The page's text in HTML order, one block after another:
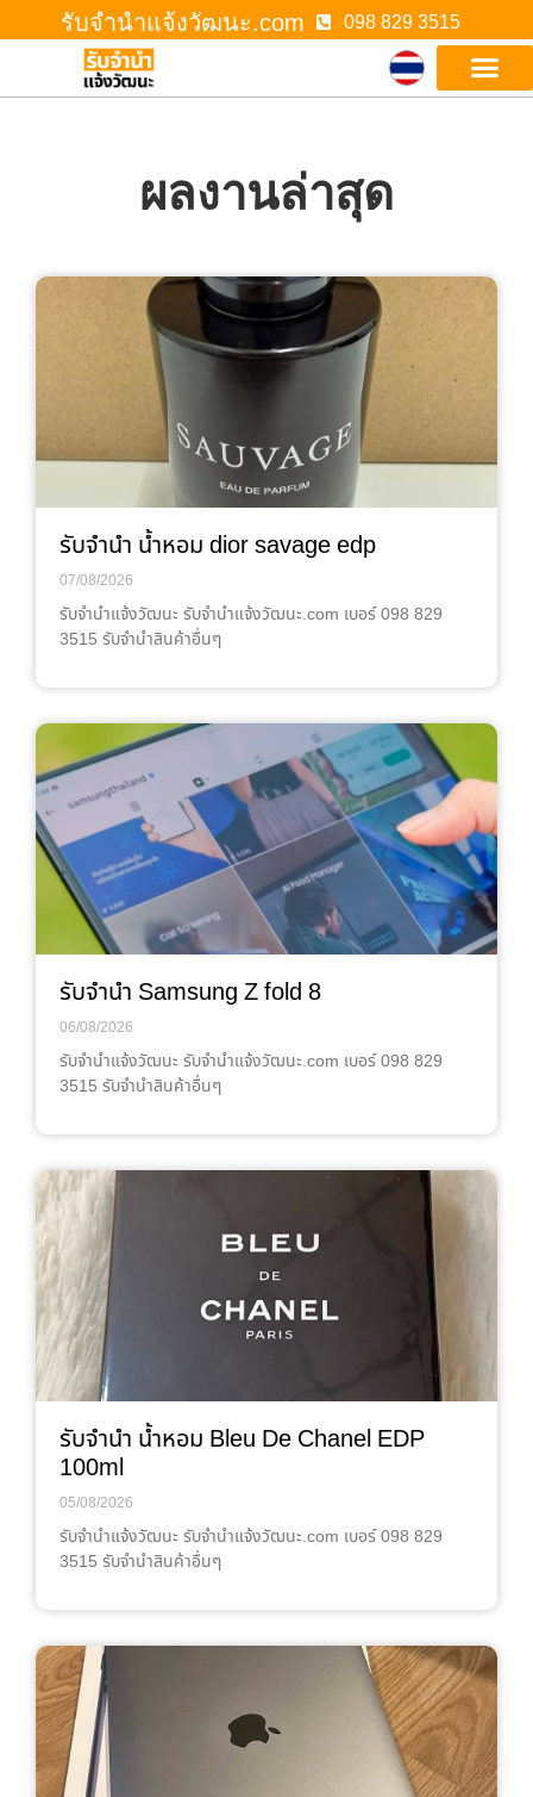
รับจํานําแจ้งวัฒนะ.com 098 829 3515
ผลงานล่าสุด
รับจำนำ น้ำหอม dior savage edp
07/08/2026
รับจํานําแจ้งวัฒนะ รับจํานําแจ้งวัฒนะ.com เบอร์ 098 829
3515 รับจำนำสินค้าอื่นๆ
รับจำนำ Samsung Z fold 8
06/08/2026
รับจํานําแจ้งวัฒนะ รับจํานําแจ้งวัฒนะ.com เบอร์ 098 829
3515 รับจำนำสินค้าอื่นๆ
รับจำนำ น้ำหอม Bleu De Chanel EDP
100ml
05/08/2026
รับจํานําแจ้งวัฒนะ รับจํานําแจ้งวัฒนะ.com เบอร์ 098 829
3515 รับจำนำสินค้าอื่นๆ